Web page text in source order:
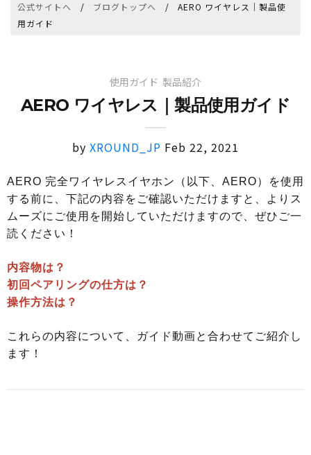
公式サイトへ ブログトップへ
AERO ワイヤレス｜製品使
用ガイド
使用ガイド 製品紹介
AERO ワイヤレス｜製品使用ガイド
by XROUND_JP Feb 22, 2021
AERO 完全ワイヤレスイヤホン（以下、AERO）を使用
する前に、下記の内容をご確認いただけますと、よりス
ムーズにご使用を開始していただけますので、ぜひご一
読ください！
内容物は？
初回ペアリングの仕方は？
操作方法は？
これらの内容について、ガイド動画と合わせてご紹介し
ます！